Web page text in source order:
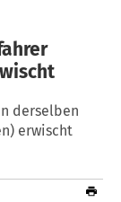
derselben
erwischt